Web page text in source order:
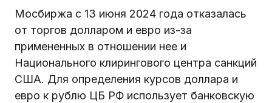
Мосбиржа с 13 июня 2024 года отказалась
от торгов долларом и евро из-за
примененных в отношении нее и
Национального клирингового центра санкций
США. Для определения курсов доллара и
евро к рублю ЦБ РФ использует банковскую